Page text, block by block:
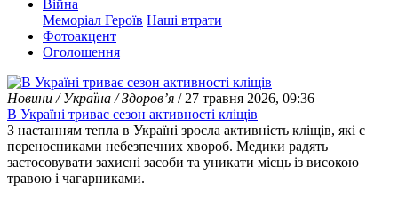
Війна
Меморіал Героїв Наші втрати
Фотоакцент
Оголошення
Новини / Україна / Здоров’я / 27 травня 2026, 09:36
В Україні триває сезон активності кліщів
З настанням тепла в Україні зросла активність кліщів, які є
переносниками небезпечних хвороб. Медики радять
застосовувати захисні засоби та уникати місць із високою
травою і чагарниками.